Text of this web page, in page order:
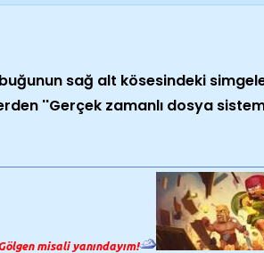
sağ alt kösesindeki
''Gerçek zamanlı dosya
misali yanındayım!